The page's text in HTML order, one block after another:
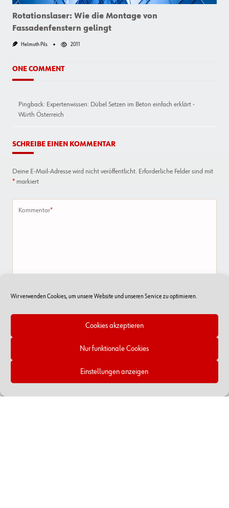
Wir verwenden Cookies, um unsere Website und unseren Service zu optimieren.
Cookies akzeptieren
Nur funktionale Cookies
Einstellungen anzeigen
Rotationslaser: Wie die Montage von
Fassadenfenstern gelingt
Helmuth Pils 2011
ONE COMMENT
Pingback: Expertenwissen: Dübel Setzen im Beton einfach erklärt -
Würth Österreich
SCHREIBE EINEN KOMMENTAR
Deine E-Mail-Adresse wird nicht veröffentlicht. Erforderliche Felder sind mit
* markiert
Kommentar*
Website